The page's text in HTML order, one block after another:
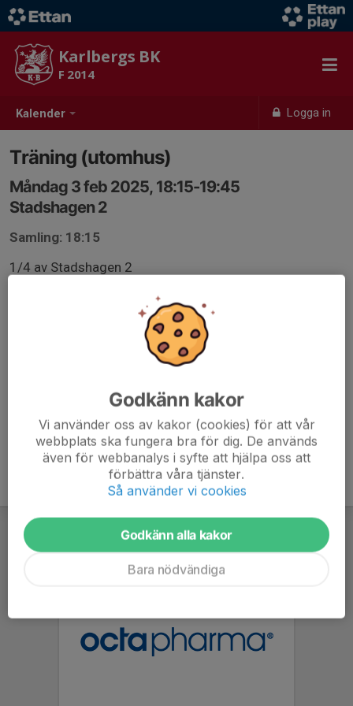
Kalender Logga in
Karlbergs BK
F 2014
Träning (utomhus)
Måndag 3 feb 2025, 18:15-19:45
Stadshagen 2
Samling: 18:15
1/4 av Stadshagen 2
ställas in eller ändras till fysträning
Ha koll i WhatsApp och här i kalendern
Godkänn kakor
Vi använder oss av kakor (cookies) för att vår
webbplats ska fungera bra för dig. De används
även för webbanalys i syfte att hjälpa oss att
förbättra våra tjänster.
Så använder vi cookies
Godkänn alla kakor
Bara nödvändiga